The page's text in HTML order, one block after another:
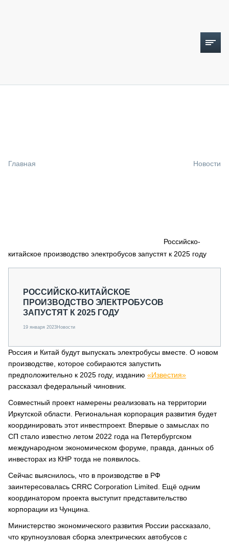
СПЕЦПРОЕКТЫ
О ПРОЕКТЕ
Главная Новости
Российско-
китайское производство электробусов запустят к 2025 году
РОССИЙСКО-КИТАЙСКОЕ
ПРОИЗВОДСТВО ЭЛЕКТРОБУСОВ
ЗАПУСТЯТ К 2025 ГОДУ
19 января 2023Новости
Россия и Китай будут выпускать электробусы вместе. О новом
производстве, которое собираются запустить
предположительно к 2025 году, изданию «Известия»
рассказал федеральный чиновник.
Совместный проект намерены реализовать на территории
Иркутской области. Региональная корпорация развития будет
координировать этот инвестпроект. Впервые о замыслах по
СП стало известно летом 2022 года на Петербургском
международном экономическом форуме, правда, данных об
инвесторах из КНР тогда не появилось.
Сейчас выяснилось, что в производстве в РФ
заинтересовалась CRRC Corporation Limited. Ещё одним
координатором проекта выступит представительство
корпорации из Чунцина.
Министерство экономического развития России рассказало,
что крупноузловая сборка электрических автобусов с